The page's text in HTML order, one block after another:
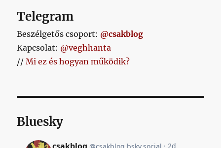
Telegram
Beszélgetős csoport: @csakblog
Kapcsolat: @veghhanta
//Mi ez és hogyan működik?
Bluesky